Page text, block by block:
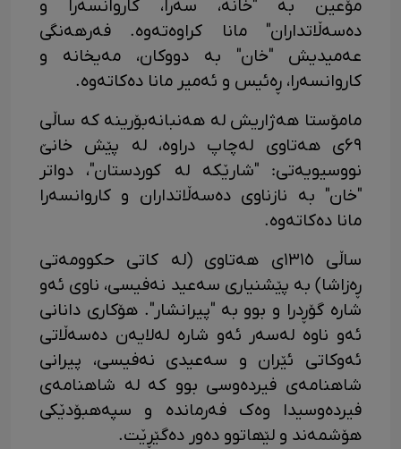
مۆعین بە "خانە، سەرا، کاروانسەرا و
دەسەڵاتداران" مانا کراوەتەوە. فەرهەنگی
عەمیدیش "خان" بە دووکان، مەیخانە و
کاروانسەرا، ڕەئیس و ئەمیر مانا دەکاتەوە.
مامۆستا هەژاریش لە هەنبانەبۆرینە کە ساڵی
۶٩ی هەتاوی لەچاپ دراوە، لە پێش خانێ
نووسیویەتی: "شارێکە لە کوردستان"، دواتر
"خان" بە نازناوی دەسەڵاتداران و کاروانسەرا
مانا دەکاتەوە.
ساڵی ١٣١٥ی ھەتاوی (لە کاتی حکوومەتی
ڕەزاشا) بە پێشنیاری سەعید نەفیسی، ناوی ئەو
شارە گۆڕدرا و بوو بە "پیرانشار". هۆکاری دانانی
ئەو ناوە لەسەر ئەو شارە‎ لەلایەن دەسەڵاتی
ئەوکاتی ئێران و سەعیدی نەفیسی، پیرانی
شاھنامەی فیردەوسی بوو کە لە شاھنامەی
فیردەوسیدا وەک فەرماندە و سپەھبۆدێکی
ھۆشمەند و لێھاتوو دەور دەگێڕێت.